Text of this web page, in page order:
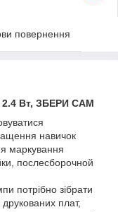
повернення
2.4 Вт, ЗБЕРИ САМ
навичок
маркування
послесборочной
потрібно зібрати
плат,